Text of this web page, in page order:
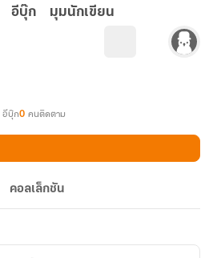
อีบุ๊ก มุมนักเขียน
อีบุ๊ก0 คนติดตาม
คอลเล็กชัน